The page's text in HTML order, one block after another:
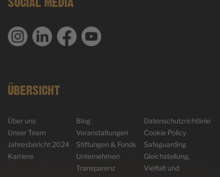
SOCIAL MEDIA
ÜBERSICHT
Über uns
Unser Team
Jahresbericht 2024
Karriere
Blog
Veranstaltungen
Stiftungen & Fonds
Unternehmen
Transparenz
Datenschutzrichtlinie
Cookie Policy
Safeguarding
Gleichstellung,
Vielfalt und